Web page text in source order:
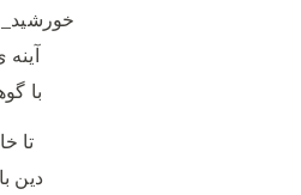
با
تا
دین